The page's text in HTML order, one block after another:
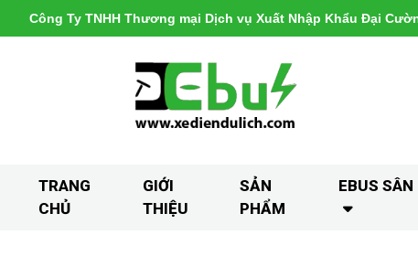
Công Ty TNHH Thương mại Dịch vụ Xuất Nhập Khẩu Đại
TRANG
CHỦ
GIỚI
THIỆU
SẢN
PHẨM
EBUS SÂN